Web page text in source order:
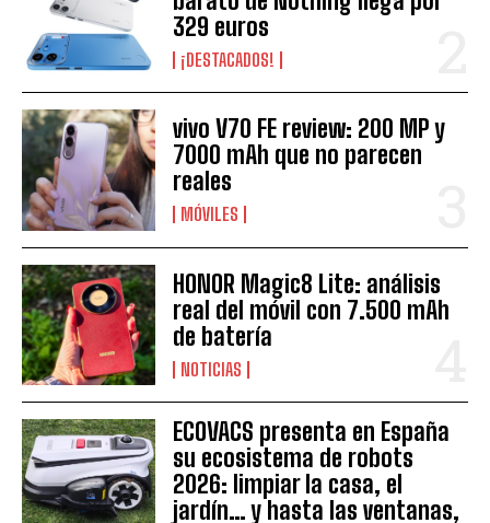
329 euros
¡DESTACADOS!
vivo V70 FE review: 200 MP y
7000 mAh que no parecen
reales
MÓVILES
HONOR Magic8 Lite: análisis
real del móvil con 7.500 mAh
de batería
NOTICIAS
ECOVACS presenta en España
su ecosistema de robots
2026: limpiar la casa, el
jardín… y hasta las ventanas,